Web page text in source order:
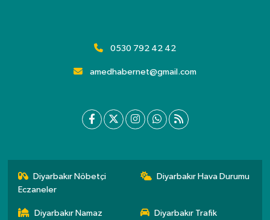
0530 792 42 42
amedhabernet@gmail.com
Diyarbakır Nöbetçi
Eczaneler
Diyarbakır Hava Durumu
Diyarbakır Namaz
Diyarbakır Trafik